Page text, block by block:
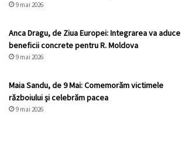
9 mai 2026
Anca Dragu, de Ziua Europei: Integrarea va aduce
beneficii concrete pentru R. Moldova
9 mai 2026
Maia Sandu, de 9 Mai: Comemorăm victimele
războiului și celebrăm pacea
9 mai 2026